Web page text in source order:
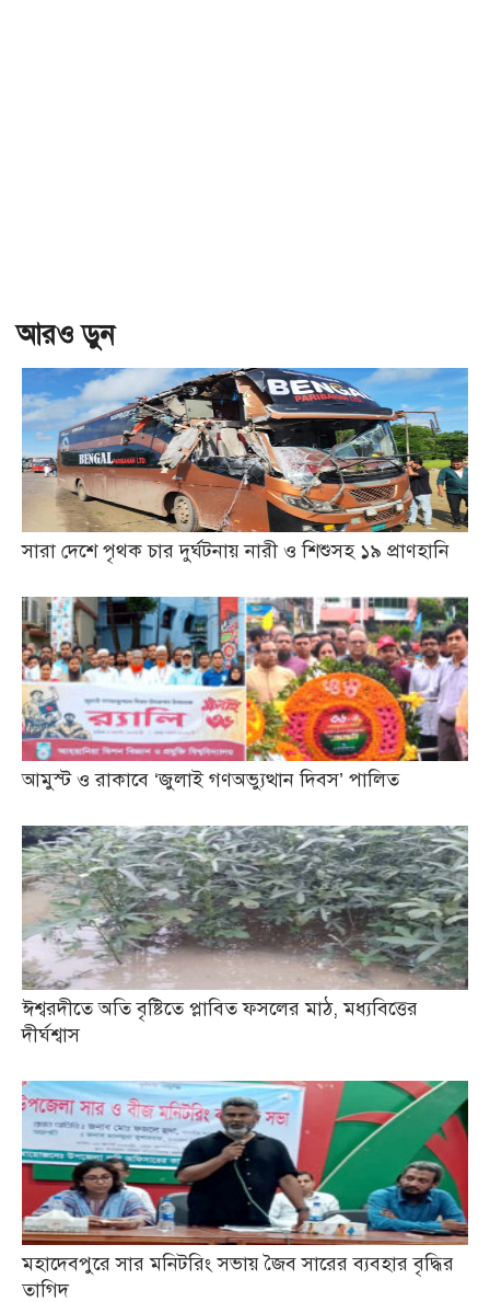
আরও ড়ুন
সারা দেশে পৃথক চার দুর্ঘটনায় নারী ও শিশুসহ ১৯ প্রাণহানি
আমুস্ট ও রাকাবে ‘জুলাই গণঅভ্যুত্থান দিবস’ পালিত
ঈশ্বরদীতে অতি বৃষ্টিতে প্লাবিত ফসলের মাঠ, মধ্যবিত্তের
দীর্ঘশ্বাস
মহাদেবপুরে সার মনিটরিং সভায় জৈব সারের ব্যবহার বৃদ্ধির
তাগিদ